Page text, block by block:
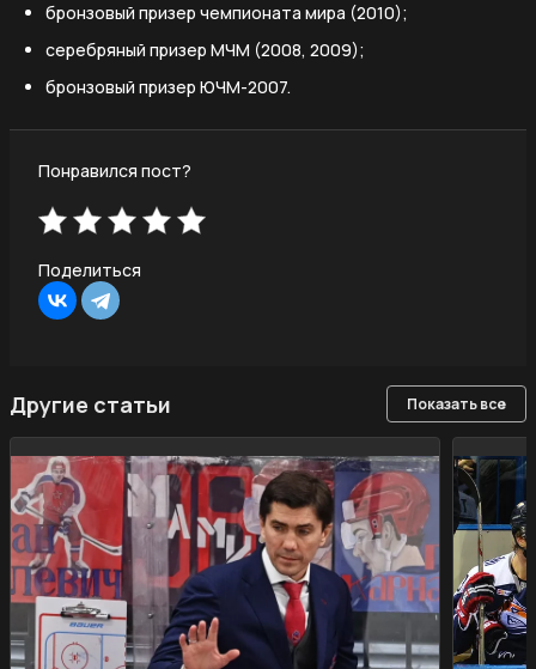
бронзовый призер чемпионата мира (2010);
серебряный призер МЧМ (2008, 2009);
бронзовый призер ЮЧМ-2007.
Понравился пост?
Поделиться
Другие статьи Показать все